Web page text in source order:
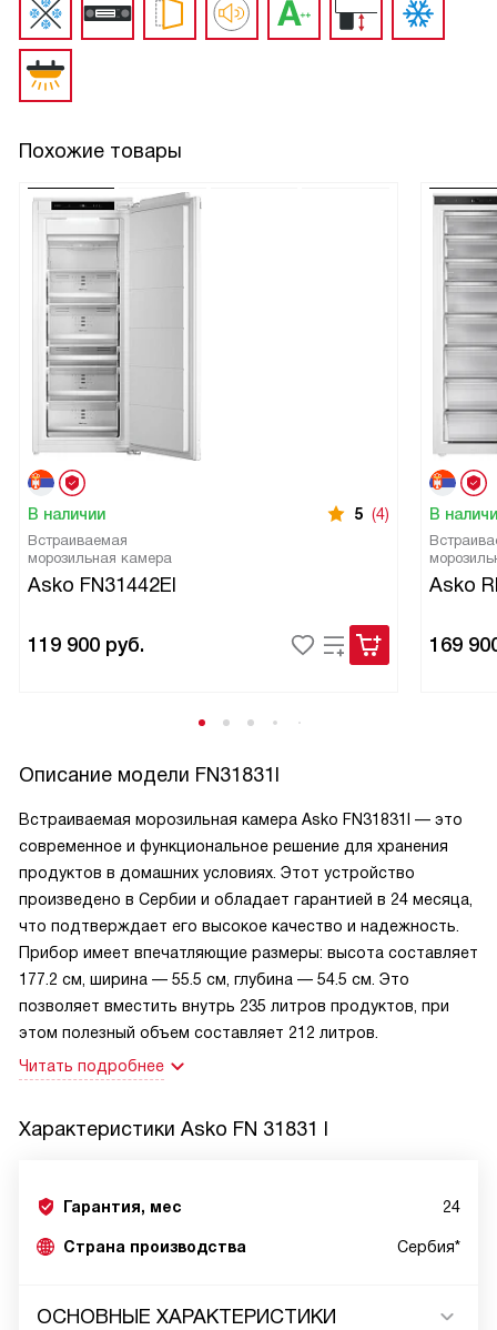
Похожие товары
В наличии 5 (4)
Встраиваемая
морозильная камера
Asko FN31442EI
119 900 руб.
В
Asko
169
Описание модели FN31831I
Встраиваемая морозильная камера Asko FN31831I — это
современное и функциональное решение для хранения
продуктов в домашних условиях. Этот устройство
произведено в Сербии и обладает гарантией в 24 месяца,
что подтверждает его высокое качество и надежность.
Прибор имеет впечатляющие размеры: высота составляет
177.2 см, ширина — 55.5 см, глубина — 54.5 см. Это
позволяет вместить внутрь 235 литров продуктов, при
этом полезный объем составляет 212 литров.
Читать подробнее
Характеристики Asko FN 31831 I
Гарантия, мес 24
Страна производства Сербия*
ОСНОВНЫЕ ХАРАКТЕРИСТИКИ